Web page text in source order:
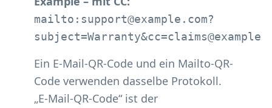
mailto:support@example.com?
Ein E-Mail-QR-Code und ein Mailto-QR-
Code verwenden dasselbe Protokoll.
„E-Mail-QR-Code“ ist der